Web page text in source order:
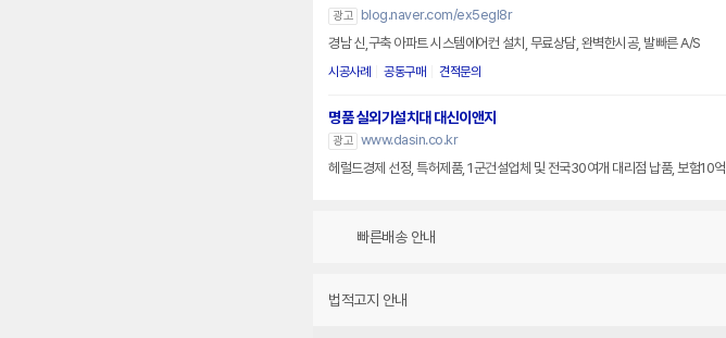
광고
blog.naver.com/ex5egl8r
경남 신,구축 아파트 시스템에어컨 설치, 무료상담, 완벽한시공, 발빠른 A/S
시공사례 공동구매 견적문의
명품 실외기설치대 대신이앤지
광고 www.dasin.co.kr
헤럴드경제 선정, 특허제품, 1군건설업체 및 전국30여개 대리점 납품, 보험10억
빠른배송 안내
법적고지 안내